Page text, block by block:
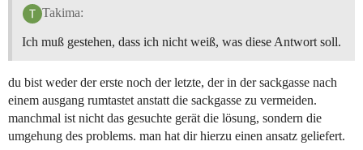
Takima:
Ich muß gestehen, dass ich nicht weiß, was diese Antwort soll.
du bist weder der erste noch der letzte, der in der sackgasse nach
einem ausgang rumtastet anstatt die sackgasse zu vermeiden.
manchmal ist nicht das gesuchte gerät die lösung, sondern die
umgehung des problems. man hat dir hierzu einen ansatz geliefert.